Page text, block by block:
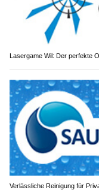
Lasergame Wil: Der perfekte
Verlässliche Reinigung für